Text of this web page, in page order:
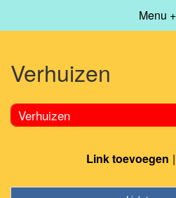
Menu +
Verhuizen
Verhuizen
Link toevoegen